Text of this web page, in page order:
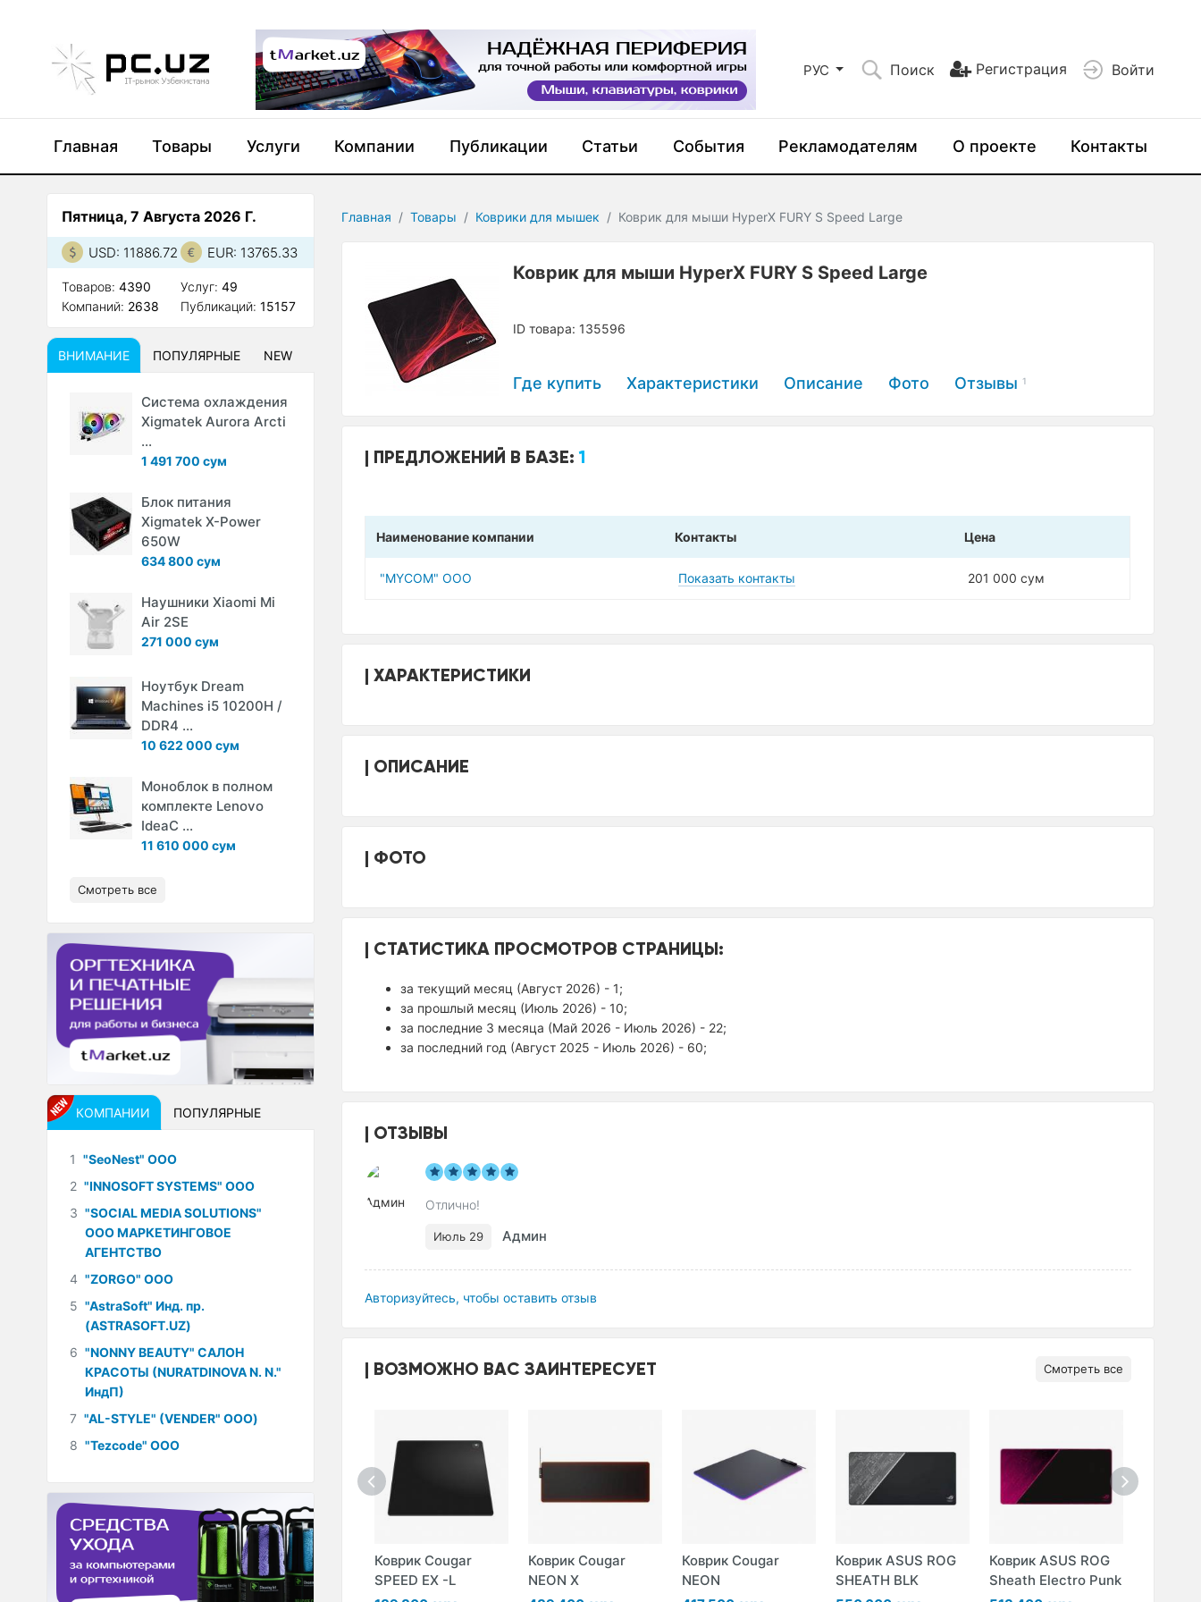
РУС Поиск Регистрация Войти
Главная Товары Услуги Компании Публикации Статьи События Рекламодателям О проекте Контакты
Главная Товары Коврики для мышек Коврик для мыши HyperX FURY S Speed Large
Коврик для мыши HyperX FURY S Speed Large
ID товара: 135596
Где купить Характеристики Описание Фото Отзывы1
ПРЕДЛОЖЕНИЙ В БАЗЕ:1
Наименование компании Контакты Цена
"MYCOM" ООО Показать контакты 201 000 сум
ХАРАКТЕРИСТИКИ
ОПИСАНИЕ
ФОТО
СТАТИСТИКА ПРОСМОТРОВ СТРАНИЦЫ:
за текущий месяц (Август 2026) - 1;
за прошлый месяц (Июль 2026) - 10;
за последние 3 месяца (Май 2026 - Июль 2026) - 22;
за последний год (Август 2025 - Июль 2026) - 60;
ОТЗЫВЫ
Отлично!
Июль 29 Админ
Авторизуйтесь, чтобы оставить отзыв
ВОЗМОЖНО ВАС ЗАИНТЕРЕСУЕТ Смотреть все
Коврик Logitech
G440
Коврик Logitech
G640
Коврик Cougar
SPEED EX -L
Коврик Cougar
NEON X
Коврик Cougar
NEON
Коврик ASUS ROG
SHEATH BLK
Коврик ASUS ROG
Sheath Electro Punk
Пятница, 7 Августа 2026 Г.
USD: 11886.72 EUR: 13765.33
Товаров: 4390
Компаний: 2638
Услуг:49
Публикаций:15157
ВНИМАНИЕ ПОПУЛЯРНЫЕ NEW
Система охлаждения
Xigmatek Aurora Arcti
...
1 491 700 сум
Блок питания
Xigmatek X-Power
650W
634 800 сум
Наушники Xiaomi Mi
Air 2SE
271 000 сум
Ноутбук Dream
Machines i5 10200H /
DDR4 ...
10 622 000 сум
Моноблок в полном
комплекте Lenovo
IdeaC ...
11 610 000 сум
Смотреть все
КОМПАНИИ ПОПУЛЯРНЫЕ
1 "SeoNest" ООО
2 "INNOSOFT SYSTEMS" ООО
3 "SOCIAL MEDIA SOLUTIONS"
ООО МАРКЕТИНГОВОЕ
АГЕНТСТВО
4 "ZORGO" ООО
5 "AstraSoft" Инд. пр.
(ASTRASOFT.UZ)
6 "NONNY BEAUTY" САЛОН
КРАСОТЫ (NURATDINOVA N. N."
ИндП)
7 "AL-STYLE" (VENDER" ООО)
8 "Tezcode" ООО